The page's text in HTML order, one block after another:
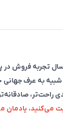
مهر ۱۴۰۰، بعد از دو
به عرف جهانی
راحت‌تر،
می‌کنید،